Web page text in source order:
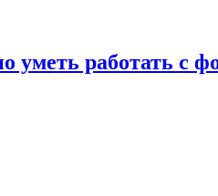
уметь работать с